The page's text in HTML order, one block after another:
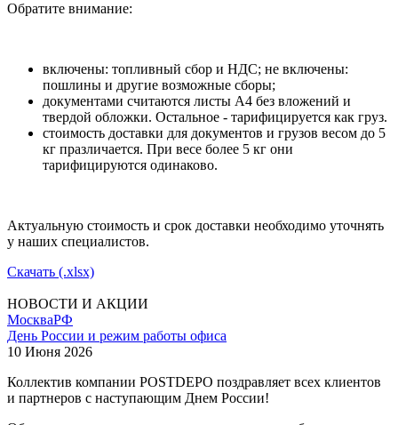
Обратите внимание:
включены: топливный сбор и НДС; не включены:
пошлины и другие возможные сборы;
документами считаются листы А4 без вложений и
твердой обложки. Остальное - тарифицируется как груз.
стоимость доставки для документов и грузов весом до 5
кг празличается. При весе более 5 кг они
тарифицируются одинаково.
Актуальную стоимость и срок доставки необходимо уточнять
у наших специалистов.
Скачать (.xlsx)
НОВОСТИ И АКЦИИ
МоскваРФ
День России и режим работы офиса
10 Июня 2026
Коллектив компании POSTDEPO поздравляет всех клиентов
и партнеров с наступающим Днем России!